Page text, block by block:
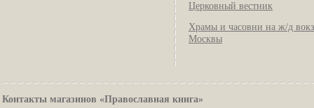
Церковный вестник
Храмы и часовни на ж/д
Москвы
Контакты магазинов «Православная книга»